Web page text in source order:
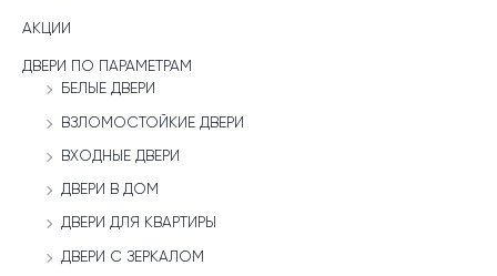
АКЦИИ
ДВЕРИ ПО ПАРАМЕТРАМ
БЕЛЫЕ ДВЕРИ
ВЗЛОМОСТОЙКИЕ ДВЕРИ
ВХОДНЫЕ ДВЕРИ
ДВЕРИ В ДОМ
ДВЕРИ ДЛЯ КВАРТИРЫ
ДВЕРИ С ЗЕРКАЛОМ